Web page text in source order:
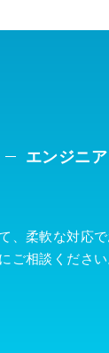
エンジニ
、柔軟な対応
ご相談ください